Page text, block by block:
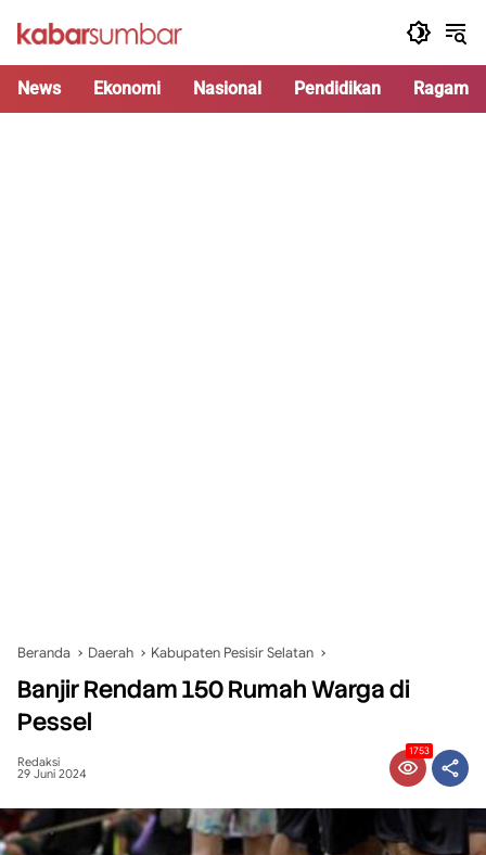
News Ekonomi Nasional Pendidikan Ragam
Beranda Daerah Kabupaten Pesisir Selatan
Banjir Rendam 150 Rumah Warga di
Pessel
Redaksi
29 Juni 2024
1753